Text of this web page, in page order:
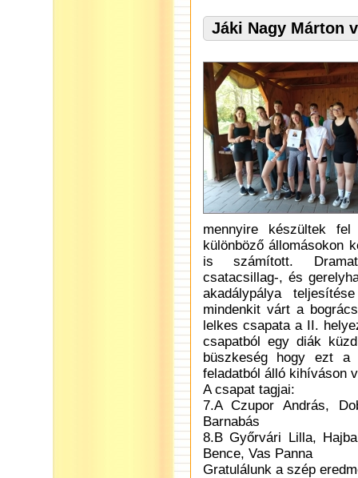
Jáki Nagy Márton
mennyire készültek
különböző állomásokon
is számított.
csatacsillag-, és
akadálypálya
mindenkit várt a
lelkes csapata a II.
csapatból egy diák
büszkeség hogy ezt
feladatból álló kihíváson
A csapat tagjai:
7.A Czupor András,
Barnabás
8.B Győrvári Lilla,
Bence, Vas Panna
Gratulálunk a szép